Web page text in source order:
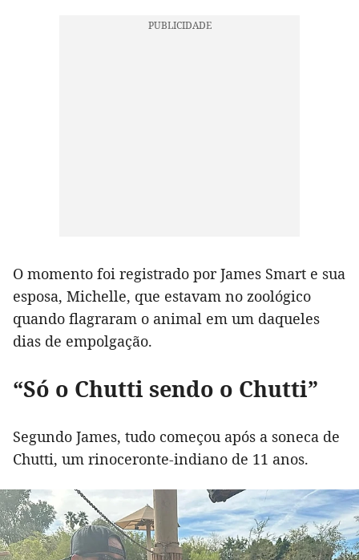
O momento foi registrado por James Smart e sua
esposa, Michelle, que estavam no zoológico
quando flagraram o animal em um daqueles
dias de empolgação.
“Só o Chutti sendo o Chutti”
Segundo James, tudo começou após a soneca de
Chutti, um rinoceronte-indiano de 11 anos.